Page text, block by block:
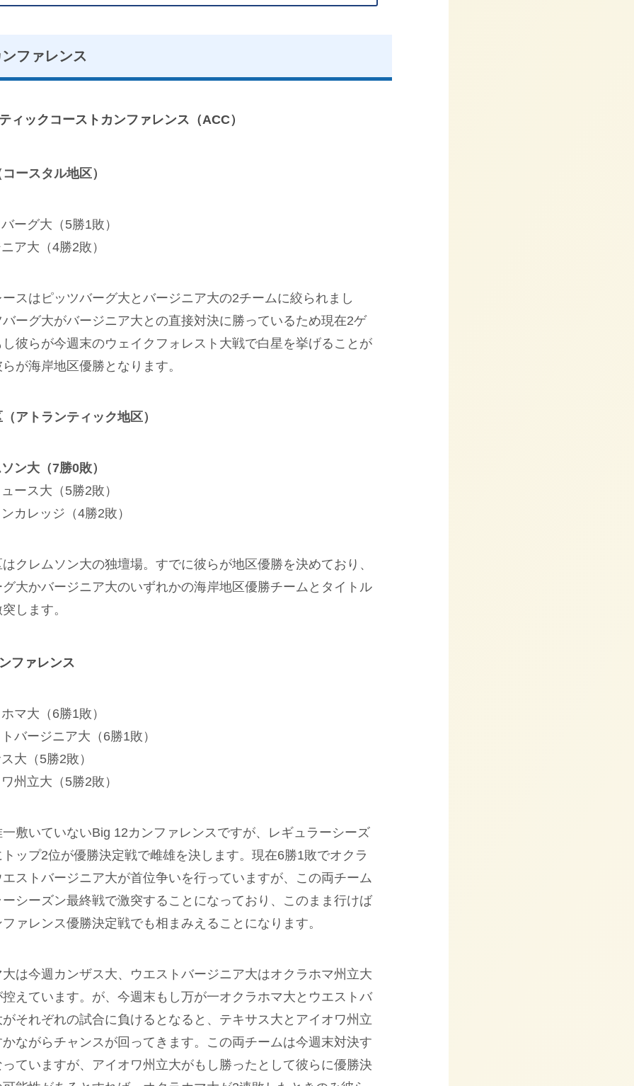
ファレンス
ィックコーストカンファレンス（ACC）
ースタル地区）
ーグ大（5勝1敗）
ア大（4勝2敗）
スはピッツバーグ大とバージニア大の2チームに絞られまし
ーグ大がバージニア大との直接対決に勝っているため現在2ゲ
彼らが今週末のウェイクフォレスト大戦で白星を挙げることが
が海岸地区優勝となります。
アトランティック地区）
ン大（7勝0敗）
ース大（5勝2敗）
カレッジ（4勝2敗）
クレムソン大の独壇場。すでに彼らが地区優勝を決めており、
大かバージニア大のいずれかの海岸地区優勝チームとタイトル
します。
ファレンス
マ大（6勝1敗）
バージニア大（6勝1敗）
大（5勝2敗）
州立大（5勝2敗）
敷いていないBig 12カンファレンスですが、レギュラーシーズ
ップ2位が優勝決定戦で雌雄を決します。現在6勝1敗でオクラ
ストバージニア大が首位争いを行っていますが、この両チーム
シーズン最終戦で激突することになっており、このまま行けば
ァレンス優勝決定戦でも相まみえることになります。
は今週カンザス大、ウエストバージニア大はオクラホマ州立大
えています。が、今週末もし万が一オクラホマ大とウエストバ
それぞれの試合に負けるとなると、テキサス大とアイオワ州立
ながらチャンスが回ってきます。この両チームは今週末対決す
ていますが、アイオワ州立大がもし勝ったとして彼らに優勝決